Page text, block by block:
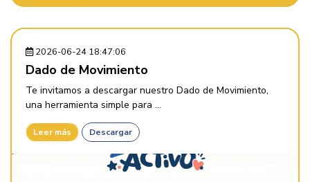
2026-06-24 18:47:06
Dado de Movimiento
Te invitamos a descargar nuestro Dado de Movimiento,
una herramienta simple para ...
Leer más Descargar